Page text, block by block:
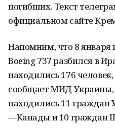
погибших. Текст
официальном сайте
Напомним, что 8 января
Boeing 737 разбился в
находились 176
сообщает МИД
находились 11 граждан
—Канады и 10 граждан